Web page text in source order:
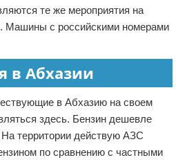
те же мероприятия на
Машины с российскими номерами
в Абхазии
в Абхазию на своем
здесь. Бензин дешевле
На территории действую АЗС
по сравнению с частными